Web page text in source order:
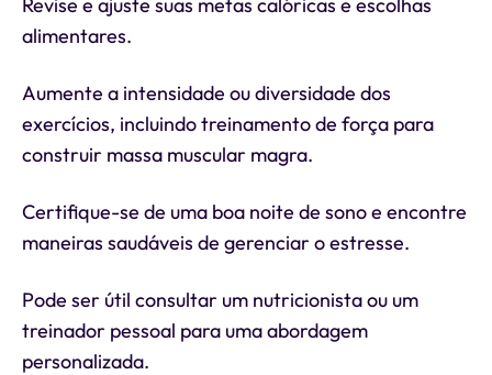
alimentares.
Aumente a intensidade ou diversidade dos
exercícios, incluindo treinamento de força para
construir massa muscular magra.
Certifique-se de uma boa noite de sono e encontre
maneiras saudáveis de gerenciar o estresse.
Pode ser útil consultar um nutricionista ou um
treinador pessoal para uma abordagem
personalizada.